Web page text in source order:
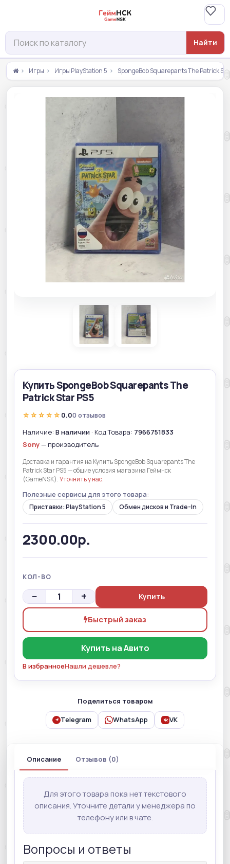
Найти
Игры Игры PlayStation 5 SpongeBob Squarepants The Patrick
Купить SpongeBob Squarepants The
Patrick Star PS5
☆☆☆☆☆ 0.00 отзывов
Наличие: В наличии · Код Товара: 7966751833
Sony— производитель
Доставка и гарантия на Купить SpongeBob Squarepants The
Patrick Star PS5 — общие условия магазина Геймнск
(GameNSK).Уточнить у нас.
Полезные сервисы для этого товара:
Приставки: PlayStation 5 Обмен дисков и Trade-In
2300.00р.
КОЛ-ВО
− + Купить
Быстрый заказ
Купить на Авито
В избранноеНашли дешевле?
Поделиться товаром
Telegram WhatsApp VK
Описание Отзывов (0)
Для этого товара пока нет текстового
описания. Уточните детали у менеджера по
телефону или в чате.
Вопросы и ответы